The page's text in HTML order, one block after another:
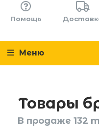
Помощь
Меню
Товары
В продаже 132